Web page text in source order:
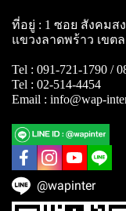
ที่อยู่ : 1 ซอย สังคมส
แขวงลาดพร้าว เขต
Tel : 091-721-1790 /
Tel : 02-514-4454
Email : info@wap-
@wapinter